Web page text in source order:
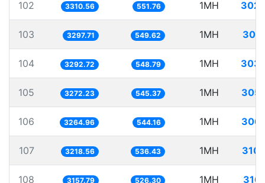
102 3310.56 551.76 1MH
103 3297.71 549.62 1MH
104 3292.72 548.79 1MH
105 3272.23 545.37 1MH
106 3264.96 544.16 1MH
107 3218.56 536.43 1MH
108 3157.79 526.30 1MH